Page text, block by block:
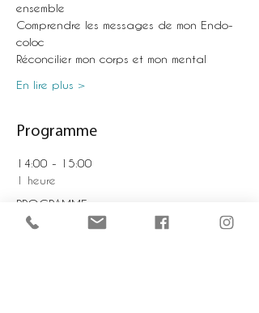
ensemble
Comprendre les messages de mon Endo-
coloc
Réconcilier mon corps et mon mental
En lire plus >
Programme
14:00 - 15:00
1 heure
PROGRAMME
Retreat Hill Center